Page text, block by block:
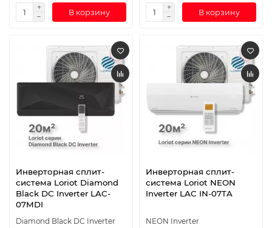
В корзину В корзину
Инверторная сплит-
система Loriot Diamond
Black DC Inverter LAC-
07MDI
Diamond Black DC Inverter
Инверторная сплит-
система Loriot NEON
Inverter LAC IN-07TA
NEON Inverter